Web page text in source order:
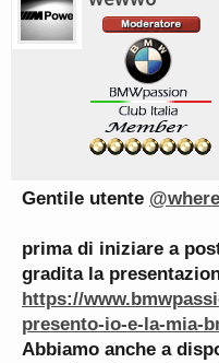
Gentile utente
prima di iniziare a
gradita la
https://
presento-io-e-la-mia-
Abbiamo anche a